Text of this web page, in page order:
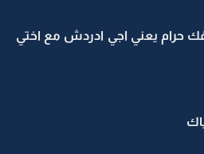
يعني اجي ادردش مع اختي